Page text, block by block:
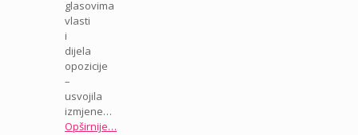
glasovima
vlasti
i
dijela
opozicije
–
usvojila
izmjene…
Opširnije…